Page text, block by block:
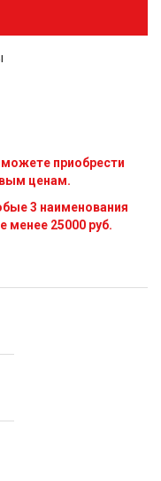
приобрести
ценам.
3 наименования
менее 25000 руб.